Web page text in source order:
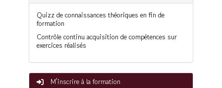
Quizz de connaissances théoriques en fin de
formation
Contrôle continu acquisition de compétences sur
exercices réalisés
M'inscrire à la formation